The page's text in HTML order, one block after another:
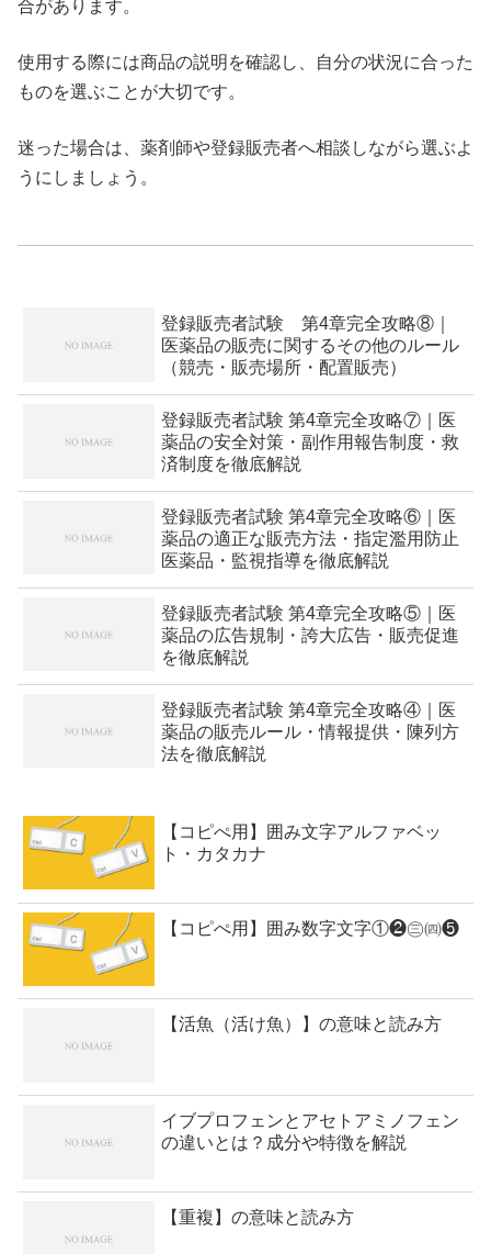
合があります。
使用する際には商品の説明を確認し、自分の状況に合った
ものを選ぶことが大切です。
迷った場合は、薬剤師や登録販売者へ相談しながら選ぶよ
うにしましょう。
登録販売者試験 第4章完全攻略⑧｜
医薬品の販売に関するその他のルール
（競売・販売場所・配置販売）
登録販売者試験 第4章完全攻略⑦｜医
薬品の安全対策・副作用報告制度・救
済制度を徹底解説
登録販売者試験 第4章完全攻略⑥｜医
薬品の適正な販売方法・指定濫用防止
医薬品・監視指導を徹底解説
登録販売者試験 第4章完全攻略⑤｜医
薬品の広告規制・誇大広告・販売促進
を徹底解説
登録販売者試験 第4章完全攻略④｜医
薬品の販売ルール・情報提供・陳列方
法を徹底解説
【コピぺ用】囲み文字アルファベッ
ト・カタカナ
【コピぺ用】囲み数字文字①❷㊂㈣❺
【活魚（活け魚）】の意味と読み方
イブプロフェンとアセトアミノフェン
の違いとは？成分や特徴を解説
【重複】の意味と読み方